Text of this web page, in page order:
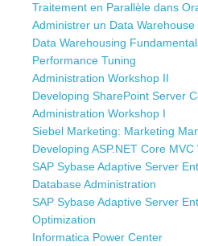
Traitement en Parallèle dans
Administrer un Data Warehouse
Data Warehousing
Performance Tuning
Administration Workshop II
Developing SharePoint Server
Administration Workshop I
Siebel Marketing: Marketing
Developing ASP.NET Core
SAP Sybase Adaptive Server
Database Administration
SAP Sybase Adaptive Server
Optimization
Informatica Power Center